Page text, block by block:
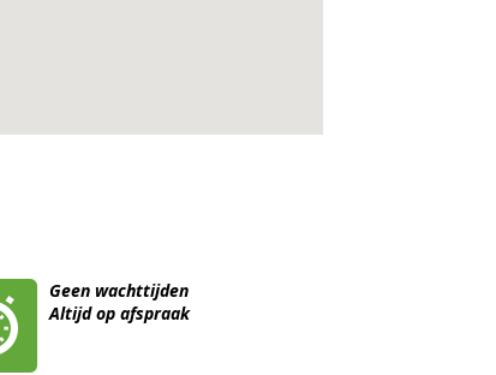
Geen wachttijden
Altijd op afspraak